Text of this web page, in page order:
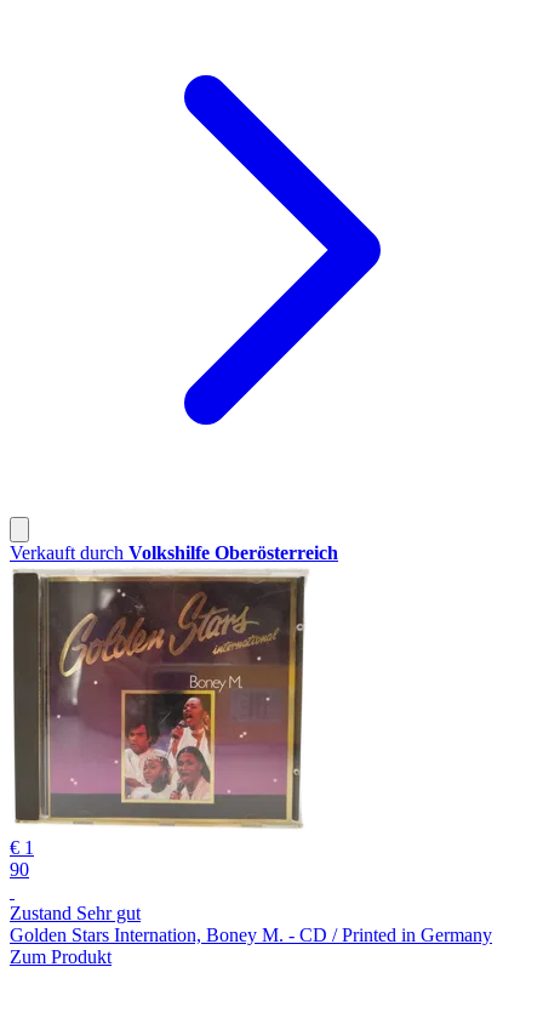
Verkauft durch Volkshilfe Oberösterreich
€ 1
90
Zustand Sehr gut
Golden Stars Internation, Boney M. - CD / Printed in Germany
Zum Produkt